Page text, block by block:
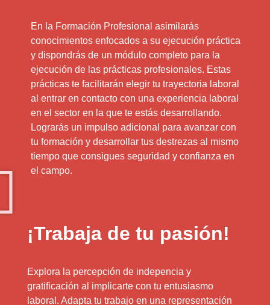
En la Formación Profesional asimilarás
conocimientos enfocados a su ejecución práctica
y dispondrás de un módulo completo para la
ejecución de las prácticas profesionales. Estas
prácticas te facilitarán elegir tu trayectoria laboral
al entrar en contacto con una experiencia laboral
en el sector en la que te estás desarrollando.
Lograrás un impulso adicional para avanzar con
tu formación y desarrollar tus destrezas al mismo
tiempo que consigues seguridad y confianza en
el campo.
¡Trabaja de tu pasión!
Explora la percepción de indepencia y
gratificación al implicarte con tu entusiasmo
laboral. Adapta tu trabajo en una representación